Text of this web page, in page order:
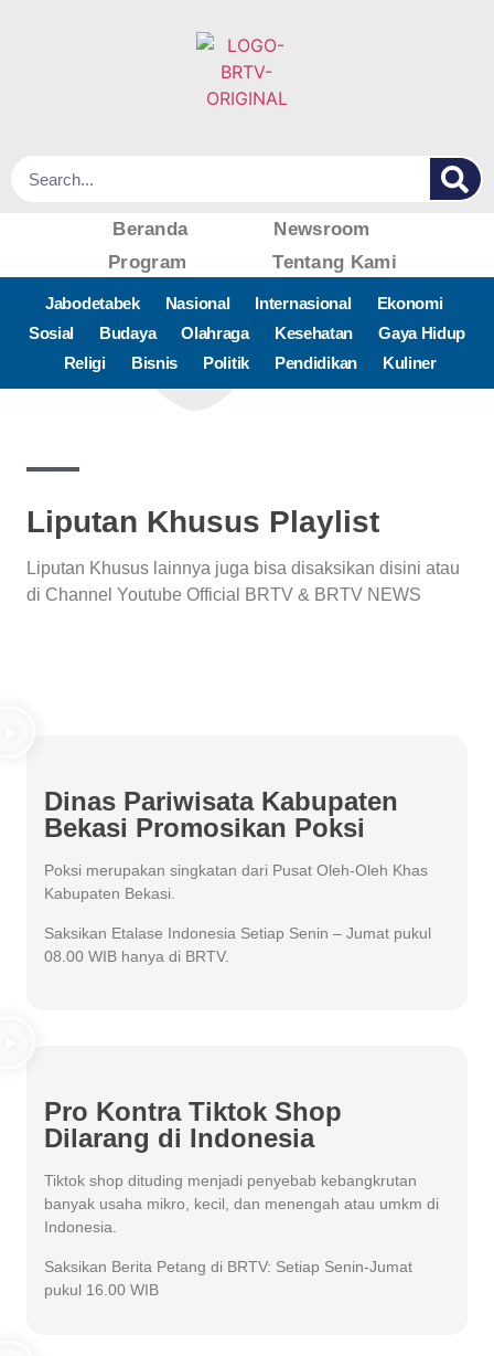
Beranda
Newsroom
Program
Tentang Kami
Jabodetabek Nasional Internasional
Ekonomi
Sosial
Budaya Olahraga Kesehatan
Gaya Hidup
Religi
Bisnis Politik Pendidikan Kuliner
Liputan Khusus Playlist
Liputan Khusus lainnya juga bisa disaksikan disini atau
di Channel Youtube Official BRTV & BRTV NEWS
Dinas Pariwisata Kabupaten
Bekasi Promosikan Poksi
Poksi merupakan singkatan dari Pusat Oleh-Oleh Khas
Kabupaten Bekasi.
Saksikan Etalase Indonesia Setiap Senin – Jumat pukul
08.00 WIB hanya di BRTV.
Pro Kontra Tiktok Shop
Dilarang di Indonesia
Tiktok shop dituding menjadi penyebab kebangkrutan
banyak usaha mikro, kecil, dan menengah atau umkm di
Indonesia.
Saksikan Berita Petang di BRTV: Setiap Senin-Jumat
pukul 16.00 WIB